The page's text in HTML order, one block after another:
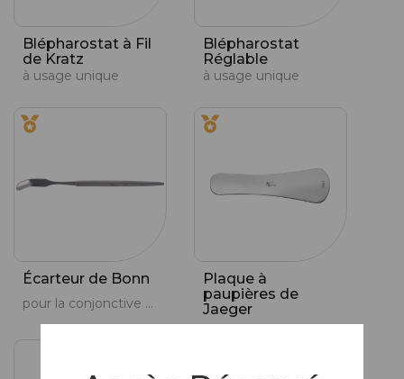
Blépharostat à Fil
de Kratz
à usage unique
Blépharostat
Réglable
à usage unique
Écarteur de Bonn
pour la conjonctive et l'orbite
Plaque à
paupières de
Jaeger